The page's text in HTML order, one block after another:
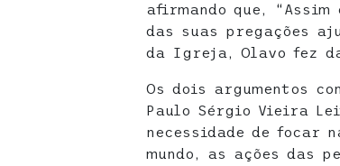
afirmando que,
das suas pregações
da Igreja, Olavo fez
Os dois argumentos
Paulo Sérgio Vieira
necessidade de focar
mundo, as ações das